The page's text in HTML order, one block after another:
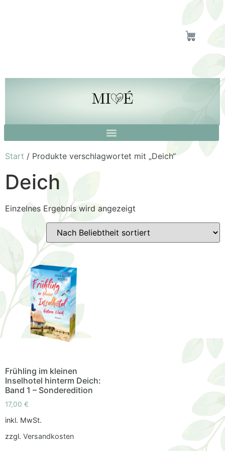
Start / Produkte verschlagwortet mit „Deich“
Deich
Einzelnes Ergebnis wird angezeigt
Frühling im kleinen
Inselhotel hinterm Deich:
Band 1 – Sonderedition
17,00 €
inkl. MwSt.
zzgl. Versandkosten